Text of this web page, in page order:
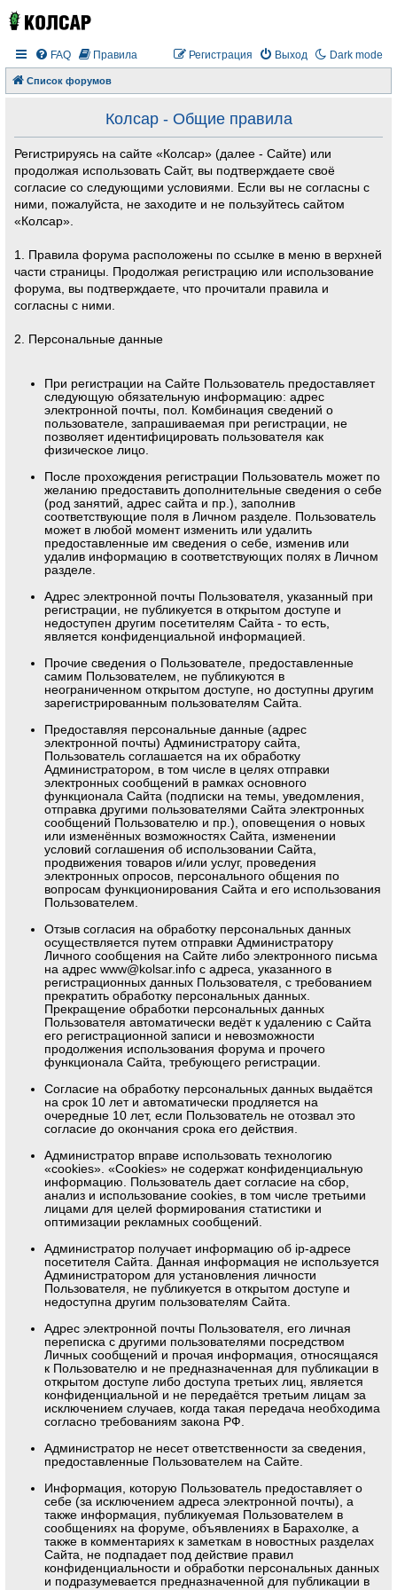
Dark mode
FAQ Правила Выход
Регистрация
Список форумов
Колсар - Общие правила
Регистрируясь на сайте «Колсар» (далее - Сайте) или
продолжая использовать Сайт, вы подтверждаете своё
согласие со следующими условиями. Если вы не согласны с
ними, пожалуйста, не заходите и не пользуйтесь сайтом
«Колсар».
1. Правила форума расположены по ссылке в меню в верхней
части страницы. Продолжая регистрацию или использование
форума, вы подтверждаете, что прочитали правила и
согласны с ними.
2. Персональные данные
При регистрации на Сайте Пользователь предоставляет
следующую обязательную информацию: адрес
электронной почты, пол. Комбинация сведений о
пользователе, запрашиваемая при регистрации, не
позволяет идентифицировать пользователя как
физическое лицо.
После прохождения регистрации Пользователь может по
желанию предоставить дополнительные сведения о себе
(род занятий, адрес сайта и пр.), заполнив
соответствующие поля в Личном разделе. Пользователь
может в любой момент изменить или удалить
предоставленные им сведения о себе, изменив или
удалив информацию в соответствующих полях в Личном
разделе.
Адрес электронной почты Пользователя, указанный при
регистрации, не публикуется в открытом доступе и
недоступен другим посетителям Сайта - то есть,
является конфиденциальной информацией.
Прочие сведения о Пользователе, предоставленные
самим Пользователем, не публикуются в
неограниченном открытом доступе, но доступны другим
зарегистрированным пользователям Сайта.
Предоставляя персональные данные (адрес
электронной почты) Администратору сайта,
Пользователь соглашается на их обработку
Администратором, в том числе в целях отправки
электронных сообщений в рамках основного
функционала Сайта (подписки на темы, уведомления,
отправка другими пользователями Сайта электронных
сообщений Пользователю и пр.), оповещения о новых
или изменённых возможностях Сайта, изменении
условий соглашения об использовании Сайта,
продвижения товаров и/или услуг, проведения
электронных опросов, персонального общения по
вопросам функционирования Сайта и его использования
Пользователем.
Отзыв согласия на обработку персональных данных
осуществляется путем отправки Администратору
Личного сообщения на Сайте либо электронного письма
на адресwww@kolsar.info с адреса, указанного в
регистрационных данных Пользователя, с требованием
прекратить обработку персональных данных.
Прекращение обработки персональных данных
Пользователя автоматически ведёт к удалению с Сайта
его регистрационной записи и невозможности
продолжения использования форума и прочего
функционала Сайта, требующего регистрации.
Согласие на обработку персональных данных выдаётся
на срок 10 лет и автоматически продляется на
очередные 10 лет, если Пользователь не отозвал это
согласие до окончания срока его действия.
Администратор вправе использовать технологию
«cookies». «Cookies» не содержат конфиденциальную
информацию. Пользователь дает согласие на сбор,
анализ и использование cookies, в том числе третьими
лицами для целей формирования статистики и
оптимизации рекламных сообщений.
Администратор получает информацию об ip-адресе
посетителя Сайта. Данная информация не используется
Администратором для установления личности
Пользователя, не публикуется в открытом доступе и
недоступна другим пользователям Сайта.
Адрес электронной почты Пользователя, его личная
переписка с другими пользователями посредством
Личных сообщений и прочая информация, относящаяся
к Пользователю и не предназначенная для публикации в
открытом доступе либо доступа третьих лиц, является
конфиденциальной и не передаётся третьим лицам за
исключением случаев, когда такая передача необходима
согласно требованиям закона РФ.
Администратор не несет ответственности за сведения,
предоставленные Пользователем на Сайте.
Информация, которую Пользователь предоставляет о
себе (за исключением адреса электронной почты), а
также информация, публикуемая Пользователем в
сообщениях на форуме, объявлениях в Барахолке, а
также в комментариях к заметкам в новостных разделах
Сайта, не подпадает под действие правил
конфиденциальности и обработки персональных данных
и подразумевается предназначенной для публикации в